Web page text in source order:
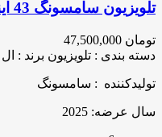
تلویزیون سامسونگ 43 اینچ 2025 مدل 43F6000F
تومان
دسته بندی : تلویزیون برند : ال جی
تولیدکننده : سامسونگ
سال عرضه: 2025